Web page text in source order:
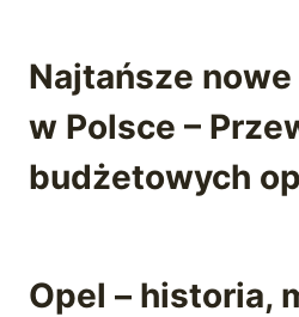
Najtańsze
w Polsce –
budżetowych
Opel – historia,